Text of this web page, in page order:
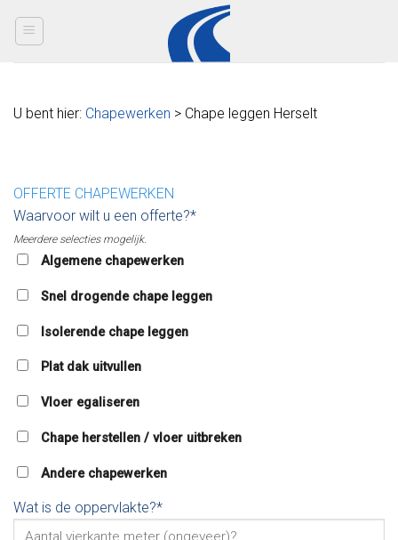
U bent hier: Chapewerken > Chape leggen Herselt
OFFERTE CHAPEWERKEN
Waarvoor wilt u een offerte?*
Meerdere selecties mogelijk.
Algemene chapewerken
Snel drogende chape leggen
Isolerende chape leggen
Plat dak uitvullen
Vloer egaliseren
Chape herstellen / vloer uitbreken
Andere chapewerken
Wat is de oppervlakte?*